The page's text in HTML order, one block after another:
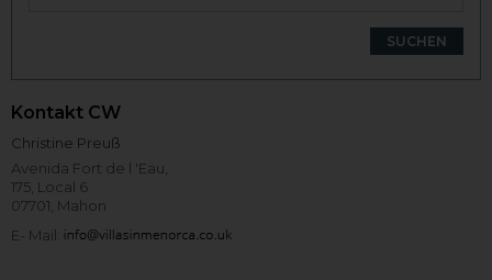
Kontakt CW
Christine Preuß
Avenida Fort de l 'Eau,
175, Local 6
07701, Mahon
E- Mail: